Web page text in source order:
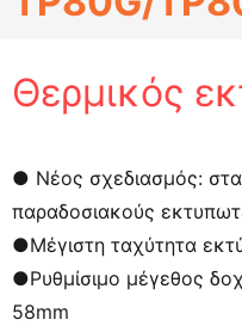
Θερμικός
● Νέος σχεδιασμός:
παραδοσιακούς
●Μέγιστη ταχύτητα
●Ρυθμίσιμο μέγεθος
58mm